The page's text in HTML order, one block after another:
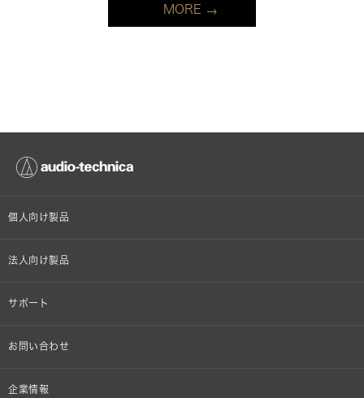
MORE
個人向け製品
オンラインストア限定
法人向け製品
設備音響機器
サポート
個人向け製品サポート
お問い合わせ
その他、メディア 取材関連等のお問い合わせ
企業情報